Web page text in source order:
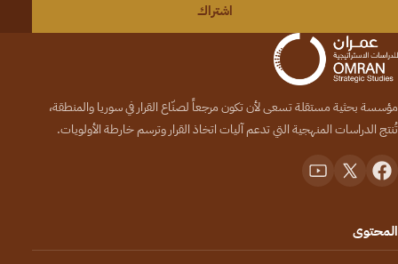
اشتراك
مؤسسة بحثية مستقلة تسعى لأن تكون مرجعاً لصنّاع القرار في سوريا والمنطقة،
تُنتج الدراسات المنهجية التي تدعم آليات اتخاذ القرار وترسم خارطة الأولويات.
المحتوى